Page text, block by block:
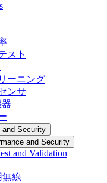
スト
ーニング
ンサ
and Security
and Security
and Validation
無線